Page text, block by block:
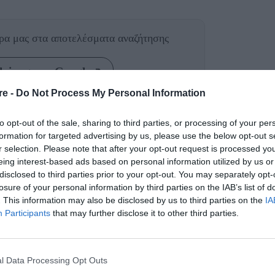
- Do Not Process My Personal Information
opt-out of the sale, sharing to third parties, or processing of your
for targeted advertising by us, please use the below opt-out
selection. Please note that after your opt-out request is processed
interest-based ads based on personal information utilized by us
to third parties prior to your opt-out. You may separately
of your personal information by third parties on the IAB’s list of
This information may also be disclosed by us to third parties on the
Participants that may further disclose it to other third parties.
Data Processing Opt Outs
μας στα αποτελέσματα αναζήτησης
on Google
χωρίσει από τονJeff Baenaμήνες προτού ο
δώσειτέλος στη ζωή του , τον Ιανουάριο του
με νέα νομικά έγγραφα.
2024η πρωταγωνίστρια του «White Lotus»
μετακομίσει στη Νέα Υόρκη. Ήδη όμως από
«ανησυχητικά σχόλια» στην Plaza, τα
έναν φίλο για να ελέγξει την κατάσταση